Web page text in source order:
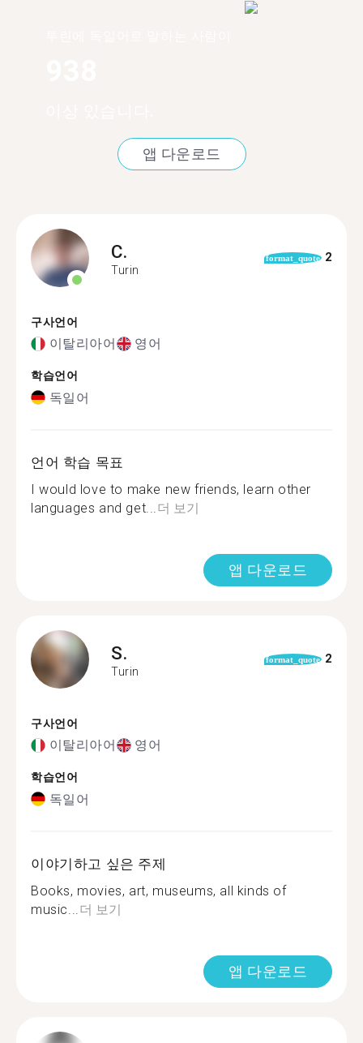
앱 다운로드
C.
Turin
format_quote 2
구사언어
이탈리아어 영어
학습언어
독일어
언어 학습 목표
I would love to make new friends, learn other
languages and get... 더 보기
앱 다운로드
S.
Turin
format_quote 2
구사언어
이탈리아어 영어
학습언어
독일어
이야기하고 싶은 주제
Books, movies, art, museums, all kinds of
music... 더 보기
앱 다운로드